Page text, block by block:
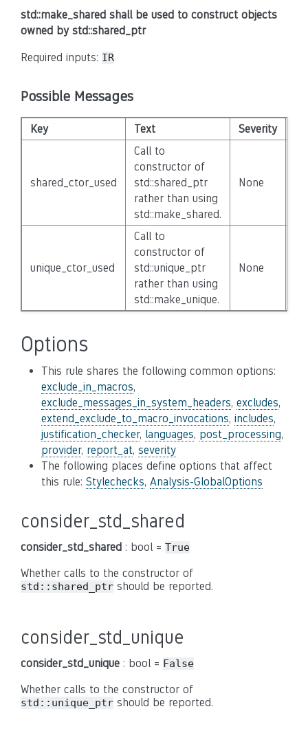
std::make_shared shall be used to construct objects
owned by std::shared_ptr
Required inputs: IR
Possible Messages
Key Text Severity
shared_ctor_used
Call to
constructor of
std::shared_ptr
rather than using
std::make_shared.
None
unique_ctor_used
Call to
constructor of
std::unique_ptr
rather than using
std::make_unique.
None
Options
This rule shares the following common options:
exclude_in_macros,
exclude_messages_in_system_headers, excludes,
extend_exclude_to_macro_invocations, includes,
justification_checker, languages, post_processing,
provider, report_at, severity
The following places define options that affect
this rule: Stylechecks, Analysis-GlobalOptions
consider_std_shared
consider_std_shared : bool = True
Whether calls to the constructor of
std::shared_ptr should be reported.
consider_std_unique
consider_std_unique : bool = False
Whether calls to the constructor of
std::unique_ptr should be reported.